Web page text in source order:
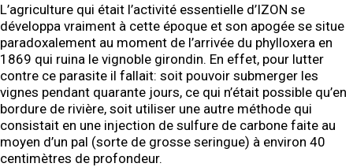
L’agriculture qui était l’activité essentielle d’IZON se
développa vraiment à cette époque et son apogée se situe
paradoxalement au moment de l’arrivée du phylloxera en
1869 qui ruina le vignoble girondin. En effet, pour lutter
contre ce parasite il fallait: soit pouvoir submerger les
vignes pendant quarante jours, ce qui n’était possible qu’en
bordure de rivière, soit utiliser une autre méthode qui
consistait en une injection de sulfure de carbone faite au
moyen d’un pal (sorte de grosse seringue) à environ 40
centimètres de profondeur.